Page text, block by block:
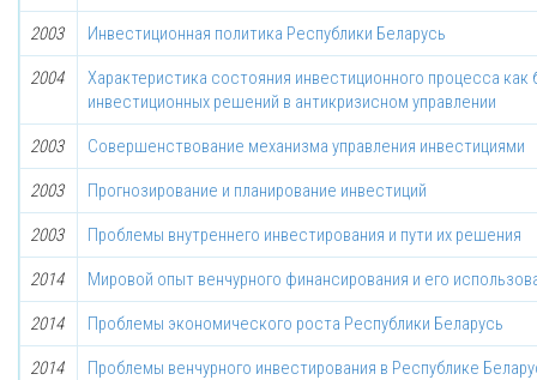
2003 Инвестиционная политика Республики Беларусь
2004
Характеристика состояния инвестиционного процесса как
инвестиционных решений в антикризисном управлении
2003 Совершенствование механизма управления инвестициями
2003 Прогнозирование и планирование инвестиций
2003 Проблемы внутреннего инвестирования и пути их решения
2014 Мировой опыт венчурного финансирования и его
2014 Проблемы экономического роста Республики Беларусь
2014 Проблемы венчурного инвестирования в Республике